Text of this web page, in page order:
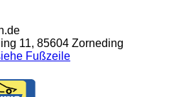
11, 85604 Zorneding
Fußzeile